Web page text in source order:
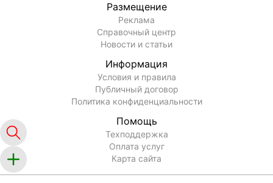
Размещение
Реклама
Справочный центр
Новости и статьи
Информация
Условия и правила
Публичный договор
Политика конфиденциальности
Помощь
Техподдержка
Оплата услуг
Карта сайта